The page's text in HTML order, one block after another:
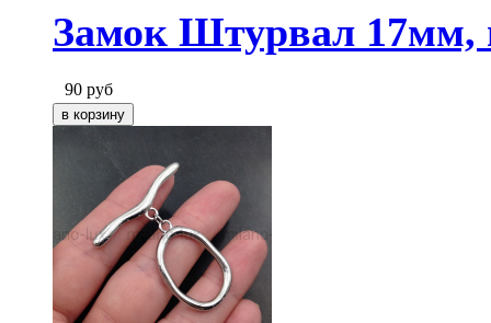
Замок Штурвал 17мм,
90 руб